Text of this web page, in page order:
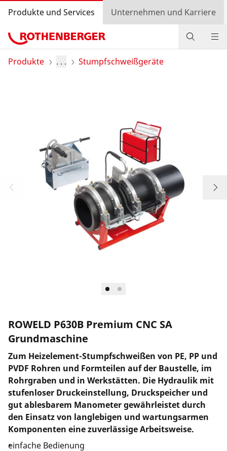
Produkte und Services Unternehmen und Karriere
Produkte
Händlersuche
Login
Unternehmen und Karriere
Produkte . . . Stumpfschweißgeräte
ROWELD P630B Premium CNC SA
Grundmaschine
Zum Heizelement-Stumpfschweißen von PE, PP und
PVDF Rohren und Formteilen auf der Baustelle, im
Rohrgraben und in Werkstätten. Die Hydraulik mit
stufenloser Druckeinstellung, Druckspeicher und
gut ablesbarem Manometer gewährleistet durch
den Einsatz von langlebigen und wartungsarmen
Komponenten eine zuverlässige Arbeitsweise.
einfache Bedienung